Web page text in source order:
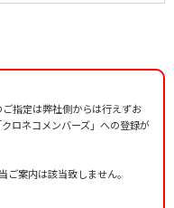
指定は弊社側からは行えずお
ロネコメンバーズ」への登録が
案内は該当致しません。